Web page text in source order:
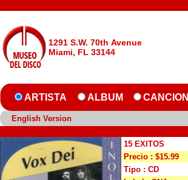
1291 S.W. 70th Avenue
Miami, FL 33144
ARTISTA ALBUM CANCION
English Version
15 EXITOS
Precio : $15.99
Tipo : CD